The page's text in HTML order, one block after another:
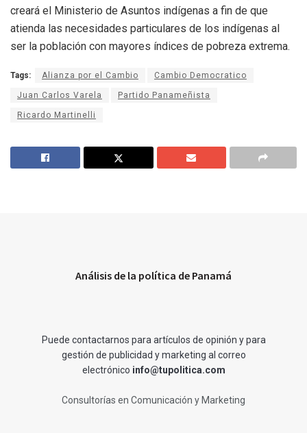
creará el Ministerio de Asuntos indígenas a fin de que
atienda las necesidades particulares de los indígenas al
ser la población con mayores índices de pobreza extrema.
Tags: Alianza por el Cambio Cambio Democratico
Juan Carlos Varela Partido Panameñista
Ricardo Martinelli
Análisis de la política de Panamá
Puede contactarnos para artículos de opinión y para
gestión de publicidad y marketing al correo
electrónico info@tupolitica.com
Consultorías en Comunicación y Marketing